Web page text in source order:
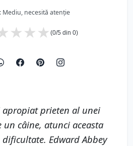
Mediu, necesită atenție
★
★
★ (0/5 din 0)
apropiat prieten al unei
un câine, atunci aceasta
Edward Abbey